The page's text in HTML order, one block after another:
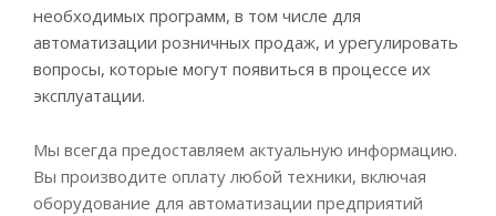
необходимых программ, в том числе для
автоматизации розничных продаж, и урегулировать
вопросы, которые могут появиться в процессе их
эксплуатации.
Мы всегда предоставляем актуальную информацию.
Вы производите оплату любой техники, включая
оборудование для автоматизации предприятий